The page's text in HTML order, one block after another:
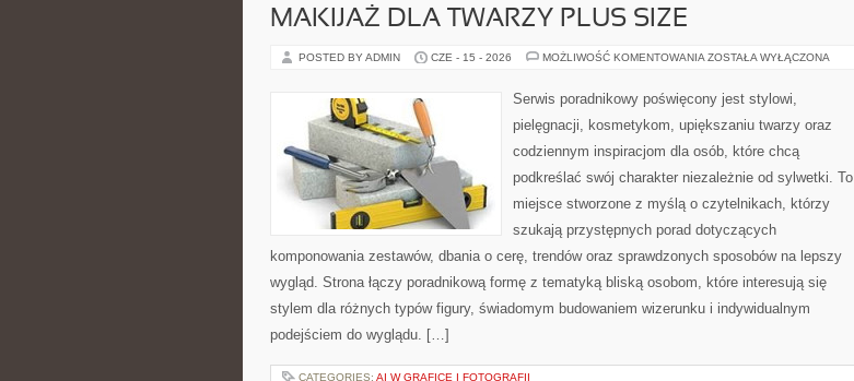
MAKIJAŻ DLA TWARZY PLUS SIZE
POSTED BY ADMIN CZE - 15 - 2026 MOŻLIWOŚĆ KOMENTOWANIA MAKIJAŻ
PLUS
SIZE
ZOSTAŁA WYŁĄCZONA
Serwis poradnikowy poświęcony jest stylowi,
pielęgnacji, kosmetykom, upiększaniu twarzy oraz
codziennym inspiracjom dla osób, które chcą
podkreślać swój charakter niezależnie od sylwetki. To
miejsce stworzone z myślą o czytelnikach, którzy
szukają przystępnych porad dotyczących
komponowania zestawów, dbania o cerę, trendów oraz sprawdzonych sposobów na lepszy
wygląd. Strona łączy poradnikową formę z tematyką bliską osobom, które interesują się
stylem dla różnych typów figury, świadomym budowaniem wizerunku i indywidualnym
podejściem do wyglądu. […]
CATEGORIES: AI W GRAFICE I FOTOGRAFII